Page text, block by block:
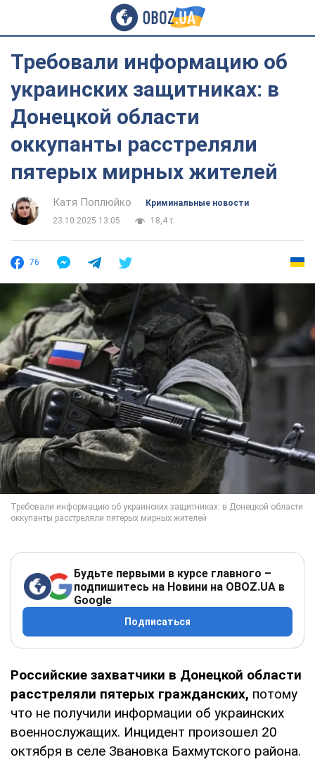
Требовали информацию об
украинских защитниках: в
Донецкой области
оккупанты расстреляли
пятерых мирных жителей
Катя Поплюйко
Криминальные новости
23.10.2025 13:05
18,4 т.
76
Будьте первыми в курсе главного –
подпишитесь на Новини на OBOZ.UA в
Google
Подписаться
Российские захватчики в Донецкой области
расстреляли пятерых гражданских, потому
что не получили информации об украинских
военнослужащих. Инцидент произошел 20
октября в селе Звановка Бахмутского района.